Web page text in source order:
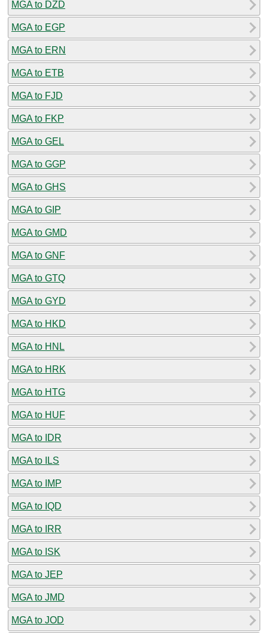
MGA to DZD
MGA to EGP
MGA to ERN
MGA to ETB
MGA to FJD
MGA to FKP
MGA to GEL
MGA to GGP
MGA to GHS
MGA to GIP
MGA to GMD
MGA to GNF
MGA to GTQ
MGA to GYD
MGA to HKD
MGA to HNL
MGA to HRK
MGA to HTG
MGA to HUF
MGA to IDR
MGA to ILS
MGA to IMP
MGA to IQD
MGA to IRR
MGA to ISK
MGA to JEP
MGA to JMD
MGA to JOD